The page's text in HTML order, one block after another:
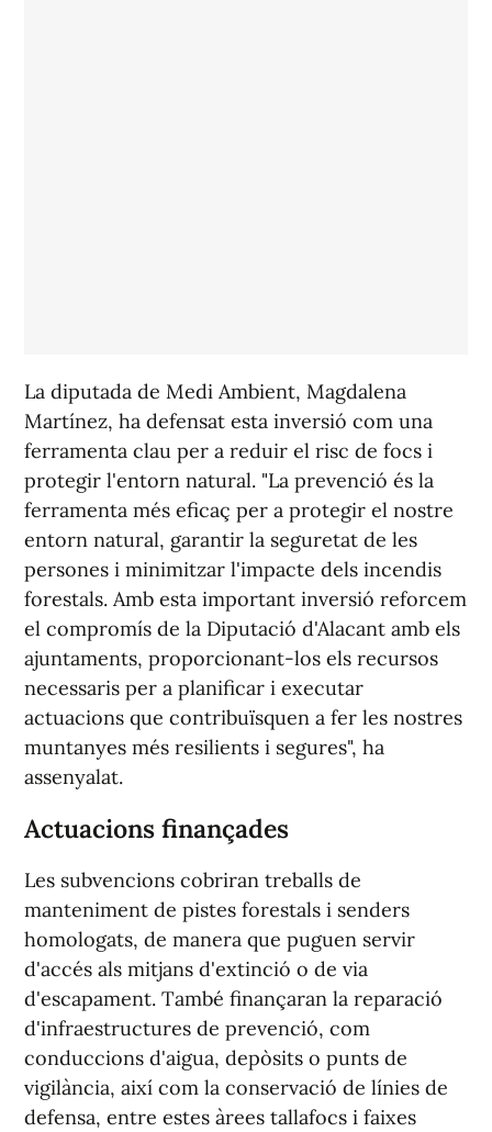
La diputada de Medi Ambient, Magdalena
Martínez, ha defensat esta inversió com una
ferramenta clau per a reduir el risc de focs i
protegir l'entorn natural. "La prevenció és la
ferramenta més eficaç per a protegir el nostre
entorn natural, garantir la seguretat de les
persones i minimitzar l'impacte dels incendis
forestals. Amb esta important inversió reforcem
el compromís de la Diputació d'Alacant amb els
ajuntaments, proporcionant-los els recursos
necessaris per a planificar i executar
actuacions que contribuïsquen a fer les nostres
muntanyes més resilients i segures", ha
assenyalat.
Actuacions finançades
Les subvencions cobriran treballs de
manteniment de pistes forestals i senders
homologats, de manera que puguen servir
d'accés als mitjans d'extinció o de via
d'escapament. També finançaran la reparació
d'infraestructures de prevenció, com
conduccions d'aigua, depòsits o punts de
vigilància, així com la conservació de línies de
defensa, entre estes àrees tallafocs i faixes